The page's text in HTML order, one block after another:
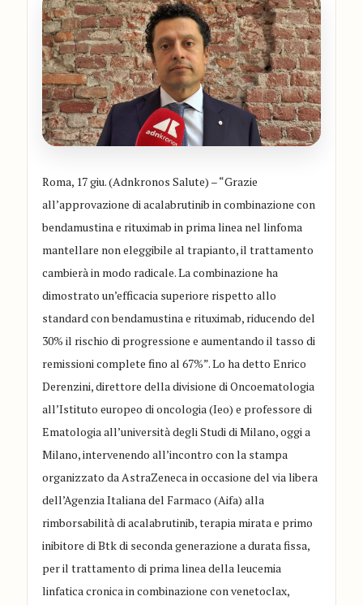
Roma, 17 giu. (Adnkronos Salute) – “Grazie
all’approvazione di acalabrutinib in combinazione con
bendamustina e rituximab in prima linea nel linfoma
mantellare non eleggibile al trapianto, il trattamento
cambierà in modo radicale. La combinazione ha
dimostrato un’efficacia superiore rispetto allo
standard con bendamustina e rituximab, riducendo del
30% il rischio di progressione e aumentando il tasso di
remissioni complete fino al 67%”. Lo ha detto Enrico
Derenzini, direttore della divisione di Oncoematologia
all’Istituto europeo di oncologia (Ieo) e professore di
Ematologia all’università degli Studi di Milano, oggi a
Milano, intervenendo all’incontro con la stampa
organizzato da AstraZeneca in occasione del via libera
dell’Agenzia Italiana del Farmaco (Aifa) alla
rimborsabilità di acalabrutinib, terapia mirata e primo
inibitore di Btk di seconda generazione a durata fissa,
per il trattamento di prima linea della leucemia
linfatica cronica in combinazione con venetoclax,